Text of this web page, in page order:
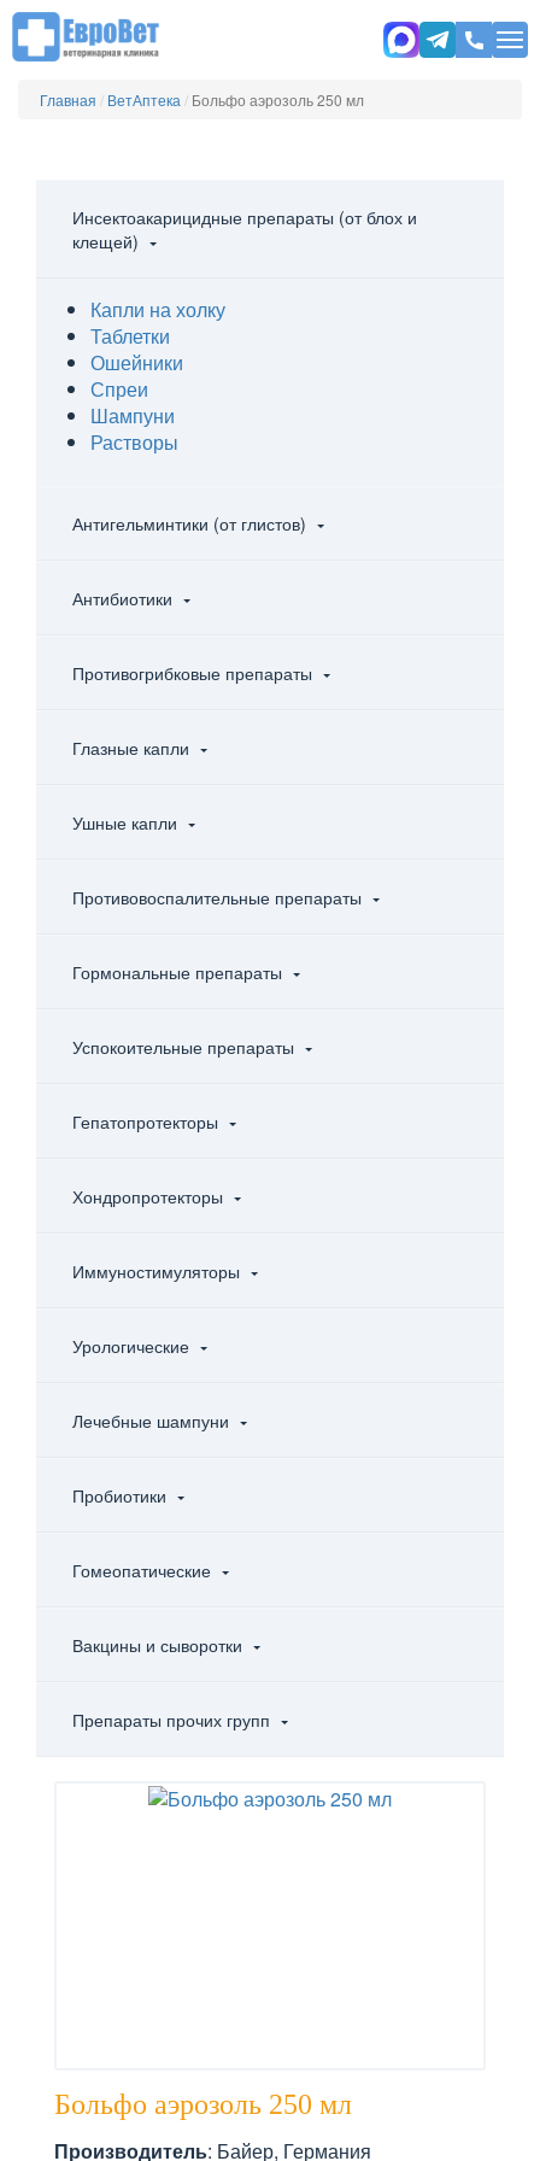
Главная / ВетАптека / Больфо аэрозоль 250 мл
Инсектоакарицидные препараты (от блох и
клещей)
Капли на холку
Таблетки
Ошейники
Спреи
Шампуни
Растворы
Антигельминтики (от глистов)
Антибиотики
Противогрибковые препараты
Глазные капли
Ушные капли
Противовоспалительные препараты
Гормональные препараты
Успокоительные препараты
Гепатопротекторы
Хондропротекторы
Иммуностимуляторы
Урологические
Лечебные шампуни
Пробиотики
Гомеопатические
Вакцины и сыворотки
Препараты прочих групп
Больфо аэрозоль 250 мл
Производитель: Байер, Германия